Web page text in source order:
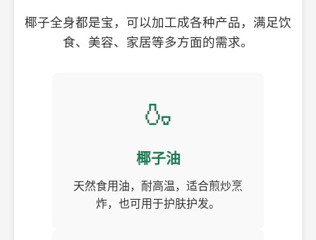
椰子全身都是宝，可以加工成各种产品，满足饮
食、美容、家居等多方面的需求。
🍶
椰子油
天然食用油，耐高温，适合煎炒烹
炸，也可用于护肤护发。